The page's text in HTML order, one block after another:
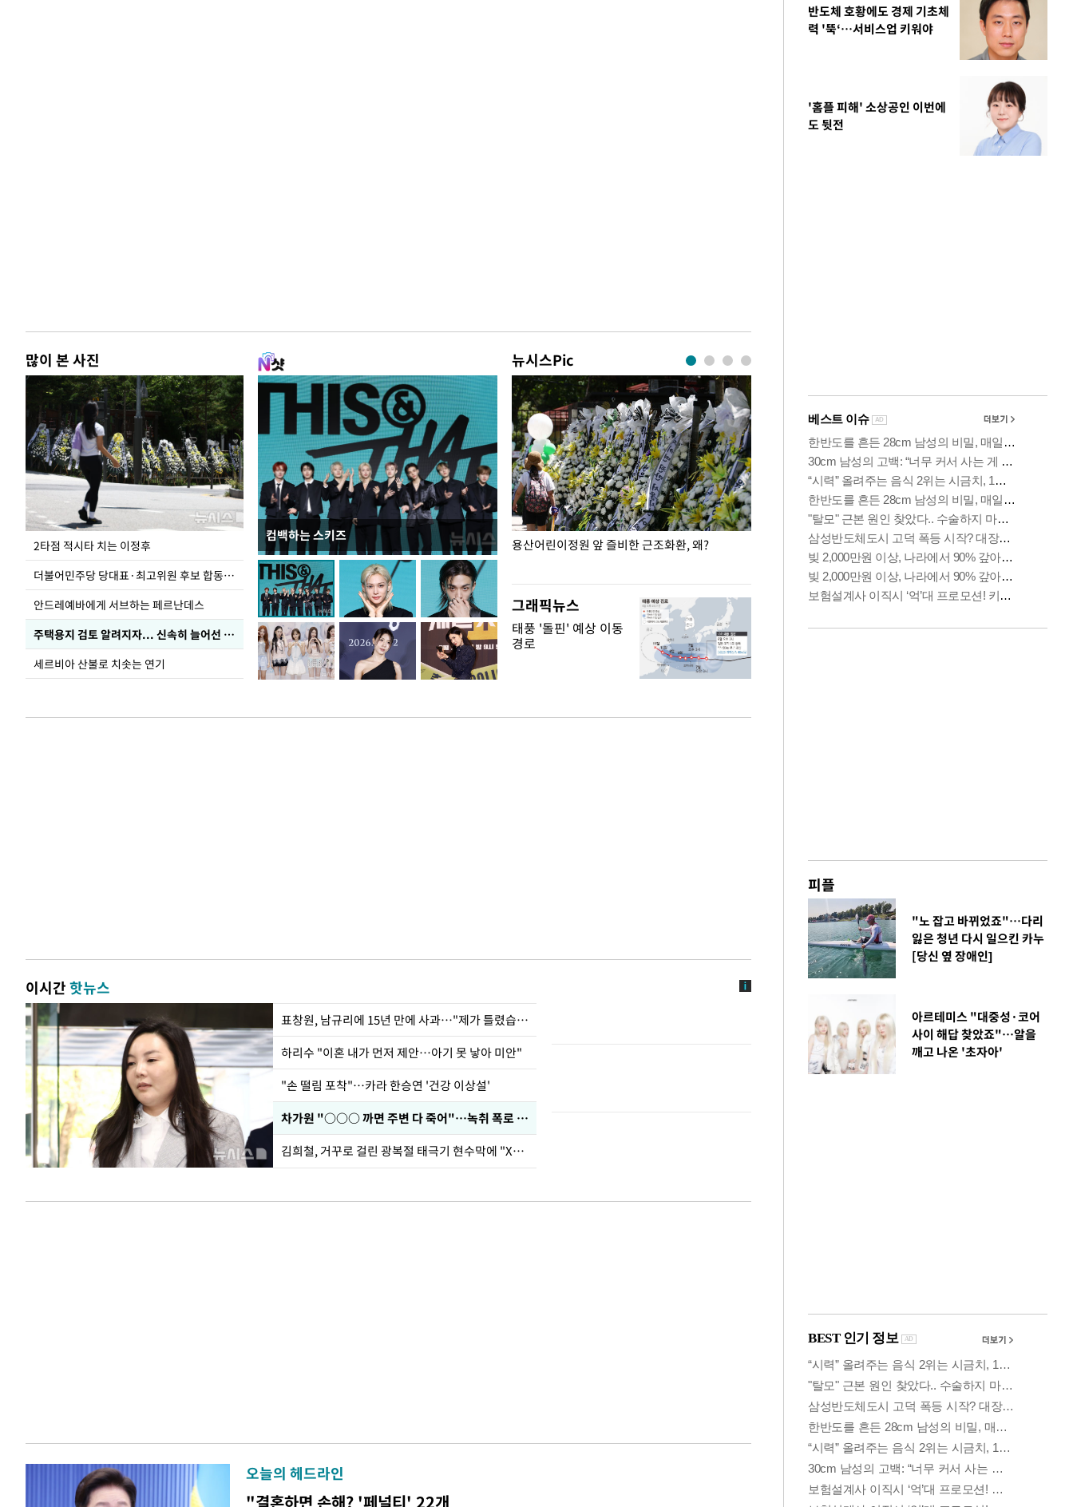
많이 본 사진
2타점 적시타 치는 이정후
더불어민주당 당대표·최고위원 후보 합동연설회
안드레예바에게 서브하는 페르난데스
주택용지 검토 알려지자... 신속히 늘어선 '근조화환'
세르비아 산불로 치솟는 연기
컴백하는 스키즈
뉴시스Pic
사진으로 보는 일주일 용산어린이정원 앞 즐비한 근조화환, 왜? 이번주 국회에는 무슨 일이? [뉴시스국회토pic] 청와대 일주일
그래픽뉴스
태풍 '돌핀' 예상 이동
경로
이시간핫뉴스
표창원, 남규리에 15년 만에 사과…"제가 틀렸습니다"
하리수 "이혼 내가 먼저 제안…아기 못 낳아 미안"
"손 떨림 포착"…카라 한승연 '건강 이상설'
차가원 "○○○ 까면 주변 다 죽어"…녹취 폭로 파장
김희철, 거꾸로 걸린 광복절 태극기 현수막에 "X돌았네"
오늘의 헤드라인
"결혼하면 손해? '페널티' 22개
반도체 호황에도 경제 기초체
력 '뚝‘…서비스업 키워야
'홈플 피해' 소상공인 이번에
도 뒷전
피플
"노 잡고 바뀌었죠"…다리
잃은 청년 다시 일으킨 카누
[당신 옆 장애인]
아르테미스 "대중성·코어
사이 해답 찾았죠"…알을
깨고 나온 '초자아'